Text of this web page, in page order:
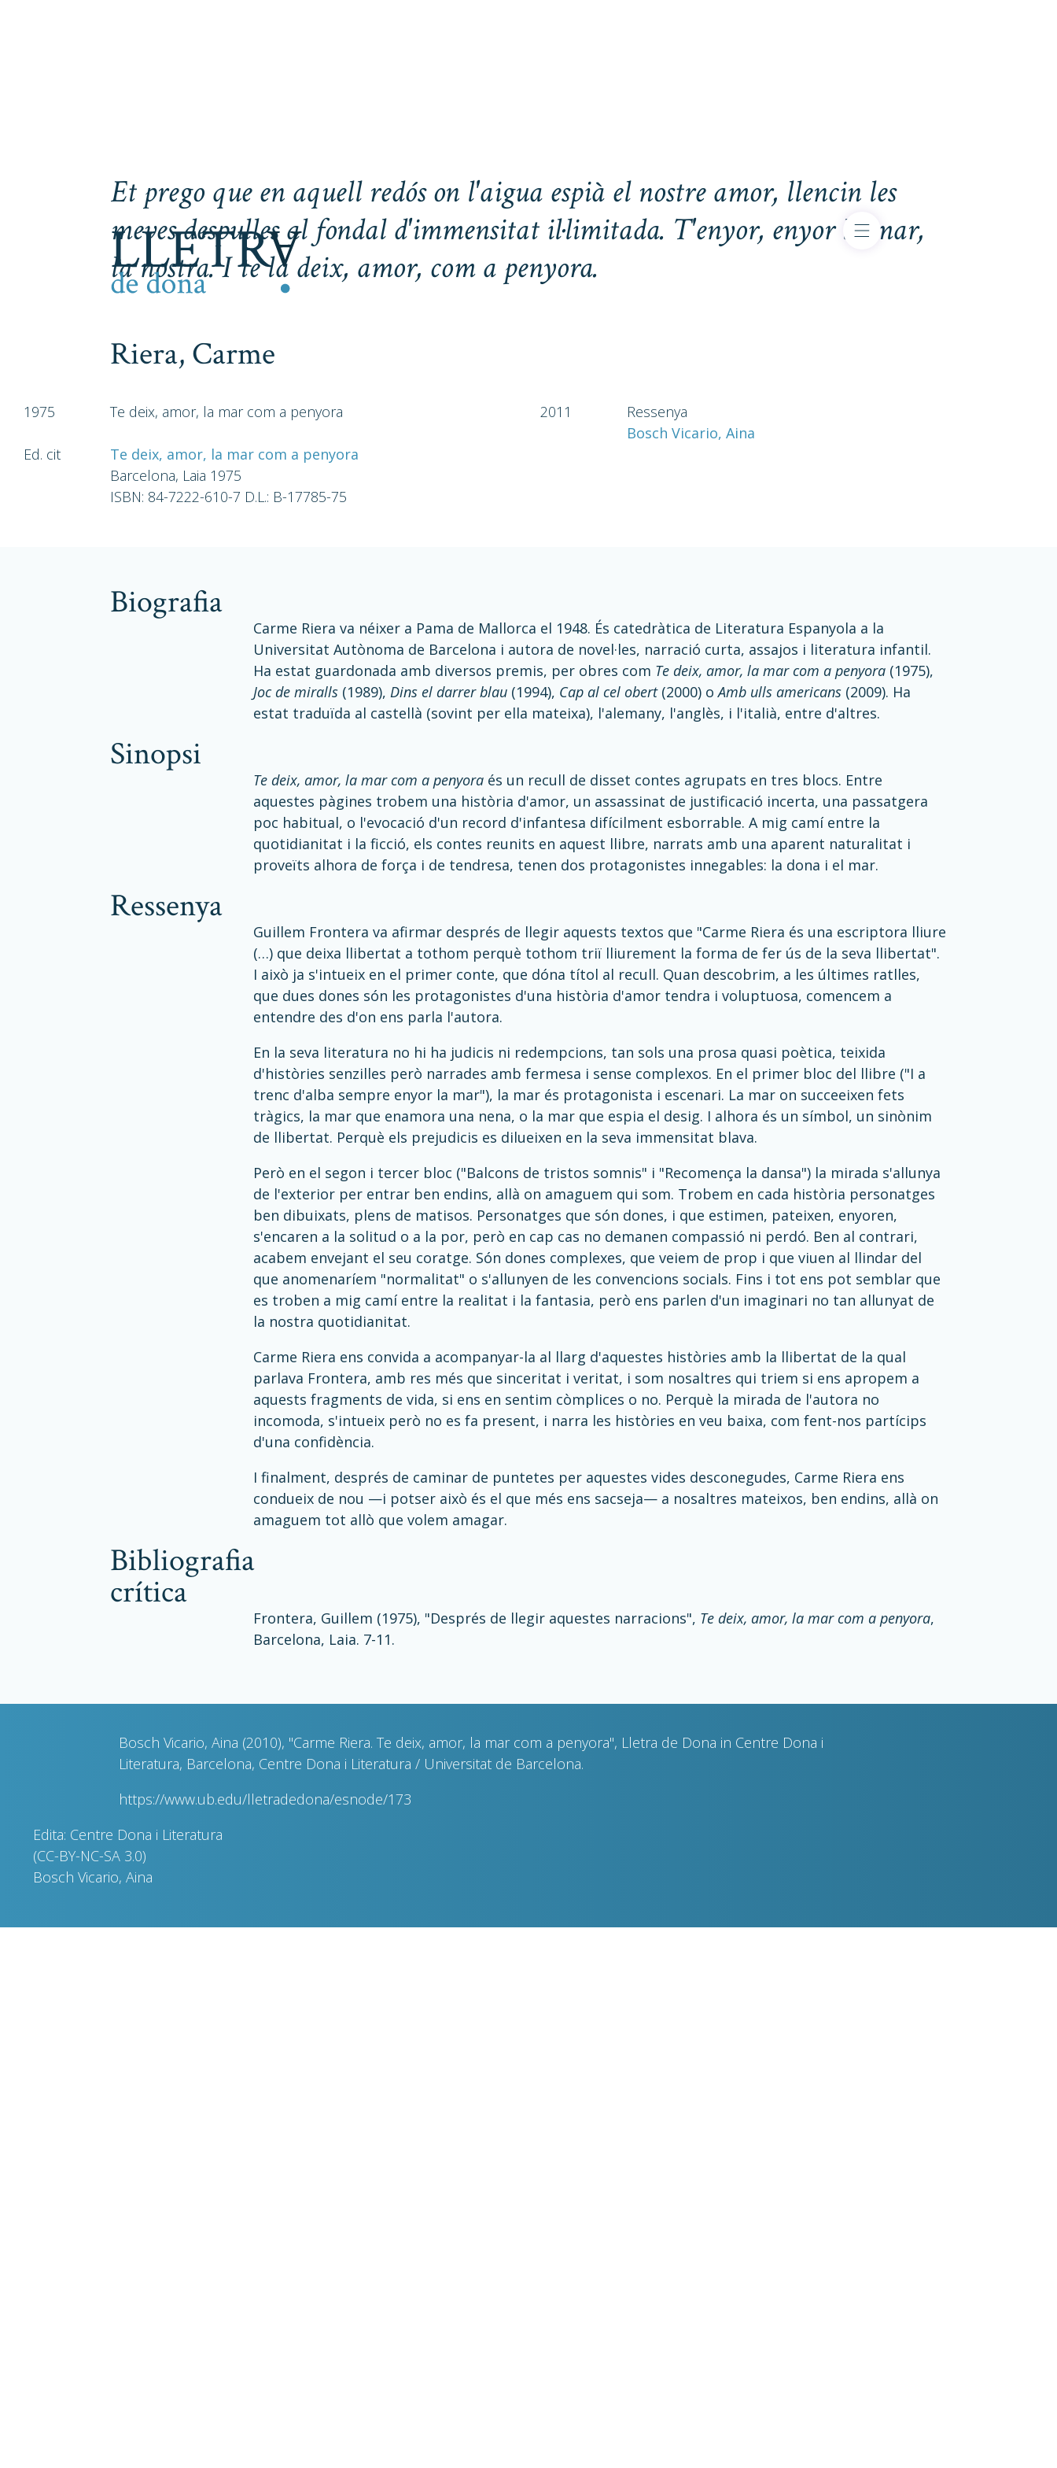
Et prego que en aquell redós on l'aigua espià el nostre amor, llencin les
meves despulles al fondal d'immensitat il·limitada. T'enyor, enyor la mar,
la nostra. I te la deix, amor, com a penyora.
Riera, Carme
1975 Te deix, amor, la mar com a penyora 2011
Ressenya
Bosch Vicario, Aina
Ed. cit
Te deix, amor, la mar com a penyora
Barcelona, Laia 1975
ISBN: 84-7222-610-7 D.L.: B-17785-75
biografia
Carme Riera va néixer a Pama de Mallorca el 1948. És catedràtica de Literatura Espanyola a la
Universitat Autònoma de Barcelona i autora de novel·les, narració curta, assajos i literatura infantil.
Ha estat guardonada amb diversos premis, per obres com Te deix, amor, la mar com a penyora (1975),
Joc de miralls (1989), Dins el darrer blau (1994), Cap al cel obert (2000) oAmb ulls americans (2009). Ha
estat traduïda al castellà (sovint per ella mateixa), l'alemany, l'anglès, i l'italià, entre d'altres.
sinopsi
Te deix, amor, la mar com a penyora és un recull de disset contes agrupats en tres blocs. Entre
aquestes pàgines trobem una història d'amor, un assassinat de justificació incerta, una passatgera
poc habitual, o l'evocació d'un record d'infantesa difícilment esborrable. A mig camí entre la
quotidianitat i la ficció, els contes reunits en aquest llibre, narrats amb una aparent naturalitat i
proveïts alhora de força i de tendresa, tenen dos protagonistes innegables: la dona i el mar.
ressenya
Guillem Frontera va afirmar després de llegir aquests textos que "Carme Riera és una escriptora lliure
(…) que deixa llibertat a tothom perquè tothom triï lliurement la forma de fer ús de la seva llibertat".
I això ja s'intueix en el primer conte, que dóna títol al recull. Quan descobrim, a les últimes ratlles,
que dues dones són les protagonistes d'una història d'amor tendra i voluptuosa, comencem a
entendre des d'on ens parla l'autora.
En la seva literatura no hi ha judicis ni redempcions, tan sols una prosa quasi poètica, teixida
d'històries senzilles però narrades amb fermesa i sense complexos. En el primer bloc del llibre ("I a
trenc d'alba sempre enyor la mar"), la mar és protagonista i escenari. La mar on succeeixen fets
tràgics, la mar que enamora una nena, o la mar que espia el desig. I alhora és un símbol, un sinònim
de llibertat. Perquè els prejudicis es dilueixen en la seva immensitat blava.
Però en el segon i tercer bloc ("Balcons de tristos somnis" i "Recomença la dansa") la mirada s'allunya
de l'exterior per entrar ben endins, allà on amaguem qui som. Trobem en cada història personatges
ben dibuixats, plens de matisos. Personatges que són dones, i que estimen, pateixen, enyoren,
s'encaren a la solitud o a la por, però en cap cas no demanen compassió ni perdó. Ben al contrari,
acabem envejant el seu coratge. Són dones complexes, que veiem de prop i que viuen al llindar del
que anomenaríem "normalitat" o s'allunyen de les convencions socials. Fins i tot ens pot semblar que
es troben a mig camí entre la realitat i la fantasia, però ens parlen d'un imaginari no tan allunyat de
la nostra quotidianitat.
Carme Riera ens convida a acompanyar-la al llarg d'aquestes històries amb la llibertat de la qual
parlava Frontera, amb res més que sinceritat i veritat, i som nosaltres qui triem si ens apropem a
aquests fragments de vida, si ens en sentim còmplices o no. Perquè la mirada de l'autora no
incomoda, s'intueix però no es fa present, i narra les històries en veu baixa, com fent-nos partícips
d'una confidència.
I finalment, després de caminar de puntetes per aquestes vides desconegudes, Carme Riera ens
condueix de nou —i potser això és el que més ens sacseja— a nosaltres mateixos, ben endins, allà on
amaguem tot allò que volem amagar.
bibliografia
crítica
Frontera, Guillem (1975), "Després de llegir aquestes narracions", Te deix, amor, la mar com a penyora,
Barcelona, Laia. 7-11.
Bosch Vicario, Aina (2010), "Carme Riera. Te deix, amor, la mar com a penyora", Lletra de Dona in Centre Dona i
Literatura, Barcelona, Centre Dona i Literatura / Universitat de Barcelona.
https://www.ub.edu/lletradedona/esnode/173
Edita: Centre Dona i Literatura
(CC-BY-NC-SA 3.0)
Bosch Vicario, Aina